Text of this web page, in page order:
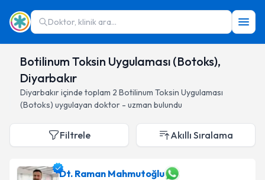
Doktor, klinik ara...
Botilinum Toksin Uygulaması (Botoks),
Diyarbakır
Diyarbakıriçinde toplam 2 Botilinum Toksin Uygulaması
(Botoks) uygulayan doktor - uzman bulundu
Filtrele Akıllı Sıralama
Dt. Raman Mahmutoğlu